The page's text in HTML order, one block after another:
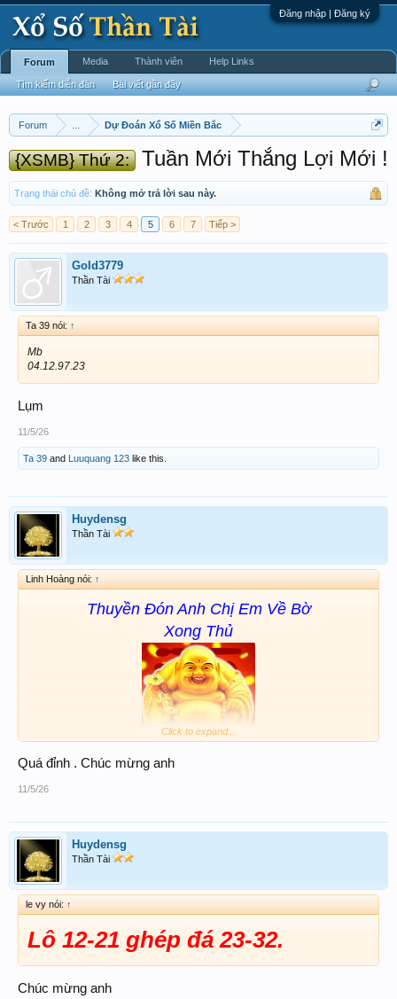
Đăng nhập | Đăng ký
Forum Dự Đoán Xổ Số Miền Bắc
{XSMB} Thứ 2: Tuần Mới Thắng Lợi Mới !
Trạng thái chủ đề: Không mở trả lời sau này.
< Trước 1 2 3 4 5 6 7 Tiếp >
Gold3779
Thần Tài
Ta 39 nói: ↑
Mb
04.12.97.23
Lụm
11/5/26
Ta 39 and Luuquang 123 like this.
Huydensg
Thần Tài
Linh Hoàng nói: ↑
Thuyền Đón Anh Chị Em Về Bờ
Xong Thủ
Chúc Toàn Thể ACE Big Win
Click to expand...
Quá đỉnh . Chúc mừng anh
11/5/26
Huydensg
Thần Tài
le vy nói: ↑
Lô 12-21 ghép đá 23-32.
Chúc mừng anh
Forum
Tìm kiếm diễn đàn Bài viết gần đây
Media Thành viên Help Links